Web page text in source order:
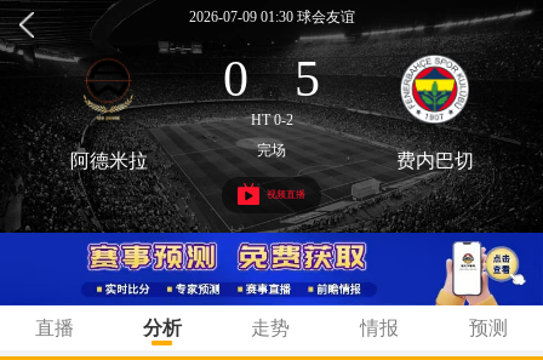
2026-07-09 01:30 球会友谊
0 : 5
HT 0-2
阿德米拉 完场 费内巴切
视频直播
直播 分析 走势 情报 预测